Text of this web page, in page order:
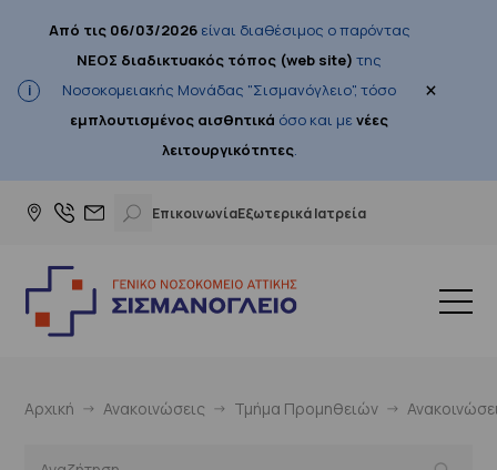
Από τις 06/03/2026είναι διαθέσιμος ο παρόντας
ΝΕΟΣ διαδικτυακός τόπος (web site) της
Νοσοκομειακής Μονάδας "Σισμανόγλειο", τόσο
εμπλουτισμένος αισθητικά όσο και μενέες
λειτουργικότητες.
×
ΕπικοινωνίαΕξωτερικά Ιατρεία
Αρχική Ανακοινώσεις Τμήμα Προμηθειών